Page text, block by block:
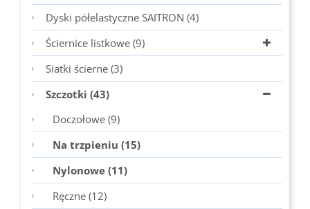
Dyski półelastyczne SAITRON (4)
Ściernice listkowe (9)
Siatki ścierne (3)
Szczotki (43)
Doczołowe (9)
Na trzpieniu (15)
Nylonowe (11)
Ręczne (12)